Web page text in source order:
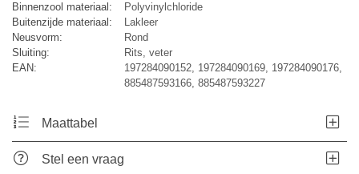
Binnenzool materiaal:
Polyvinylchloride
Buitenzijde materiaal:
Lakleer
Neusvorm:
Rond
Sluiting:
Rits, veter
EAN:
197284090152, 197284090169, 197284090176,
885487593166, 885487593227
Maattabel
Stel een vraag